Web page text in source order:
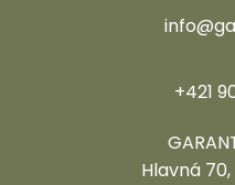
+421
Hlavná